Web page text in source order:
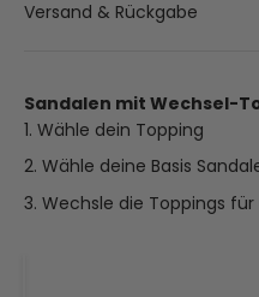
Versand & Rückgabe
Sandalen mit Wechsel-
Wähle dein Topping
Wähle deine Basis
Wechsle die Toppings für